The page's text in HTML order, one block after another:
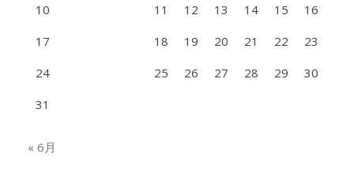
10
11 12 13 14 15
16
17
18 19 20 21 22
23
24
25 26 27 28 29
30
31
« 6月